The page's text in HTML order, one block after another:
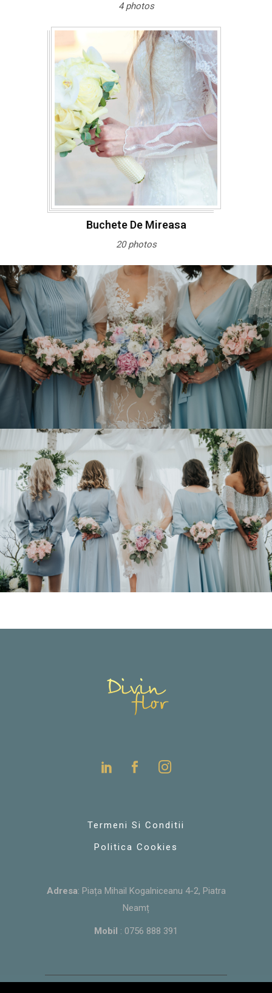
4 photos
Buchete De Mireasa
20 photos
Termeni Si Conditii
Politica Cookies
Adresa: Piața Mihail Kogalniceanu 4-2, Piatra
Neamț
Mobil : 0756 888 391